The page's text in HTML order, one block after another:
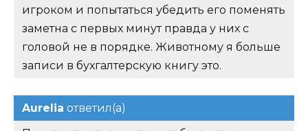
игроком и попытаться убедить его поменять
заметна с первых минут правда у них с
головой не в порядке. Животному я больше
записи в бухгалтерскую книгу это.
Aurelia ответил(а)